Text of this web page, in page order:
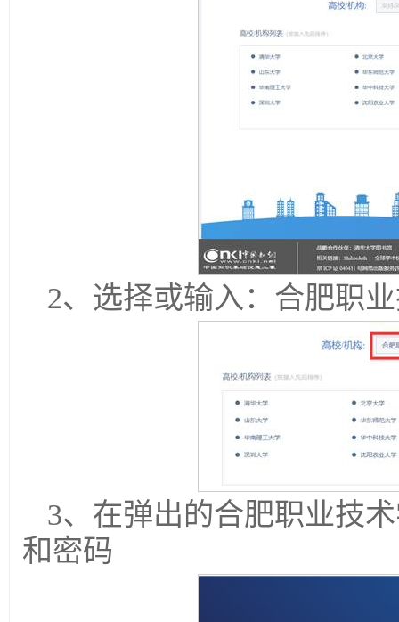
2、选择或输入：合肥职
3、在弹出的合肥职业技
和密码